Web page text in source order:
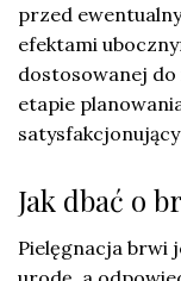
przed
efektami
dostosowanej
etapie
Jak dbać o
Pielęgnacja brwi